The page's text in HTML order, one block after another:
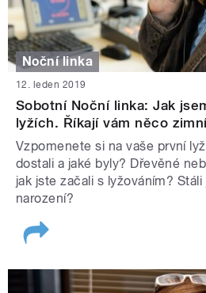
Noční linka
12. leden 2019
Sobotní Noční linka: Jak
lyžích. Říkají vám něco
Vzpomenete si na vaše první
dostali a jaké byly? Dřevěné
jak jste začali s lyžováním?
narození?